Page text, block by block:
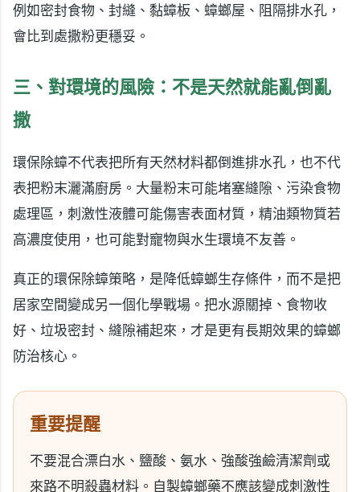
例如密封食物、封縫、黏蟑板、蟑螂屋、阻隔排水孔，
會比到處撒粉更穩妥。
三、對環境的風險：不是天然就能亂倒亂
撒
環保除蟑不代表把所有天然材料都倒進排水孔，也不代
表把粉末灑滿廚房。大量粉末可能堵塞縫隙、污染食物
處理區，刺激性液體可能傷害表面材質，精油類物質若
高濃度使用，也可能對寵物與水生環境不友善。
真正的環保除蟑策略，是降低蟑螂生存條件，而不是把
居家空間變成另一個化學戰場。把水源關掉、食物收
好、垃圾密封、縫隙補起來，才是更有長期效果的蟑螂
防治核心。
重要提醒
不要混合漂白水、鹽酸、氨水、強酸強鹼清潔劑或
來路不明殺蟲材料。自製蟑螂藥不應該變成刺激性